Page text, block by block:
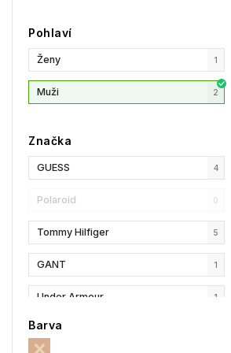
Pohlaví
Ženy 1
Muži 2
Značka
GUESS 4
Polaroid 0
Tommy Hilfiger 5
GANT 1
Under Armour 1
Privé Revaux
Barva